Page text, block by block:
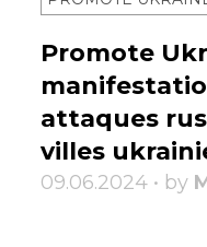
Promote
attaques
villes
09.06.2024 • by